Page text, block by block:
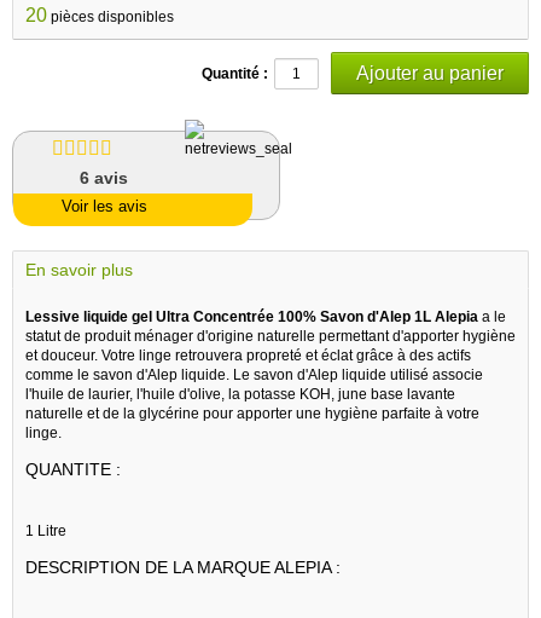
20 pièces disponibles
Quantité :
6 avis
Voir les avis
En savoir plus
Lessive liquide gel Ultra Concentrée 100% Savon d'Alep 1L Alepia a le
statut de produit ménager d'origine naturelle permettant d'apporter hygiène
et douceur. Votre linge retrouvera propreté et éclat grâce à des actifs
comme le savon d'Alep liquide. Le savon d'Alep liquide utilisé associe
l'huile de laurier, l'huile d'olive, la potasse KOH, june base lavante
naturelle et de la glycérine pour apporter une hygiène parfaite à votre
linge.
QUANTITE :
1 Litre
DESCRIPTION DE LA MARQUE ALEPIA :